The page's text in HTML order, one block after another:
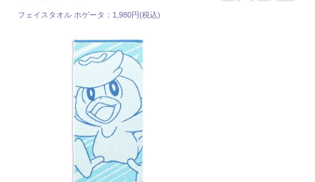
フェイスタオル ホゲータ：1,980円(税込)